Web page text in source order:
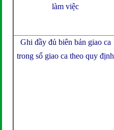
làm việc
Ghi đầy đủ biên bản giao ca
trong sổ giao ca theo quy định